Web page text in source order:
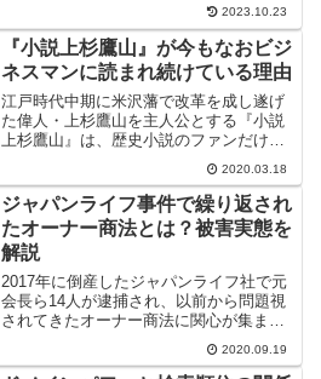
いクレーム対応について、言ってはいけ
ないNGワードと相手の怒りを鎮める魔法
の言葉を解説します。
2023.10.23
『小説上杉鷹山』が今もなおビジ
ネスマンに読まれ続けている理由
江戸時代中期に米沢藩で改革を成し遂げ
た偉人・上杉鷹山を主人公とする『小説
上杉鷹山』は、歴史小説のファンだけで
なくビジネスパーソンの間でも長く読み
継がれてきました。童門冬二の代表作と
なっている本作の魅力ついて、現代的意
義の観点から解説します。
2020.03.18
ジャパンライフ事件で繰り返され
たオーナー商法とは？被害実態を
解説
2017年に倒産したジャパンライフ社で元
会長ら14人が逮捕され、以前から問題視
されてきたオーナー商法に関心が集まっ
ています。今回は健康器具を使ったオー
ナー商法とはどのような仕組みなのか、
2020.09.19